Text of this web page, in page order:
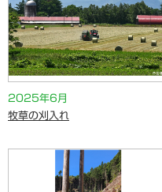
2025年6月
牧草の刈入れ